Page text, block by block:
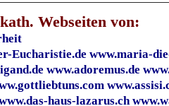
Webseiten von:
Eucharistie.de www.maria-
www.adoremus.de
haus-lazarus.ch